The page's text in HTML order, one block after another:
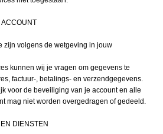
zijn volgens de wetgeving in jouw
kunnen wij je vragen om gegevens te
factuur-, betalings- en verzendgegevens.
voor de beveiliging van je account en alle
mag niet worden overgedragen of gedeeld.
DIENSTEN